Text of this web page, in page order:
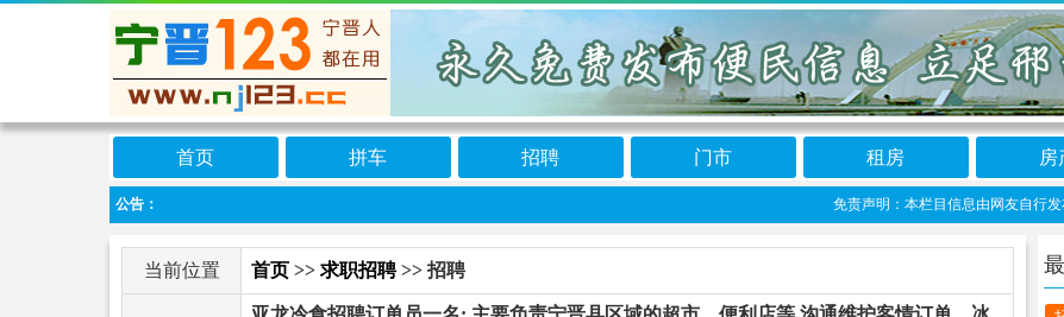
首页 拼车 招聘 门市 租房 房
公告： 免责声明：本栏目信息由网友自行发布
当前位置 首页 >> 求职招聘>> 招聘